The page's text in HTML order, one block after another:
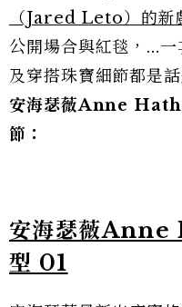
（Jared Leto）的新
公開場合與紅毯，...
及穿搭珠寶細節都是話
安海瑟薇Anne
節：
安海瑟薇Anne
型 01